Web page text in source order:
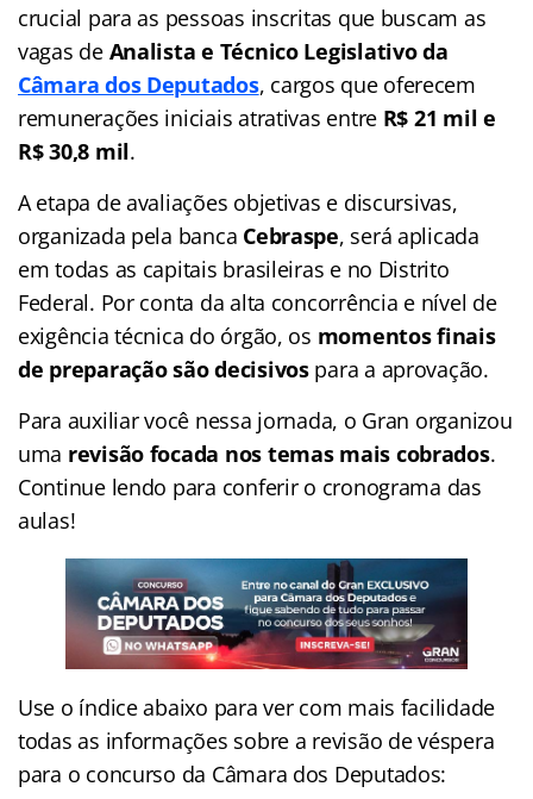
crucial para as pessoas inscritas que buscam as
vagas de Analista e Técnico Legislativo da
Câmara dos Deputados, cargos que oferecem
remunerações iniciais atrativas entre R$ 21 mil e
R$ 30,8 mil.
A etapa de avaliações objetivas e discursivas,
organizada pela banca Cebraspe, será aplicada
em todas as capitais brasileiras e no Distrito
Federal. Por conta da alta concorrência e nível de
exigência técnica do órgão, os momentos finais
de preparaçãosão decisivospara a aprovação.
Para auxiliar você nessa jornada, o Gran organizou
uma revisão focada nos temas mais cobrados.
Continue lendo para conferir o cronograma das
aulas!
Use o índice abaixo para ver com mais facilidade
todas as informações sobre a revisão de véspera
para o concurso da Câmara dos Deputados: